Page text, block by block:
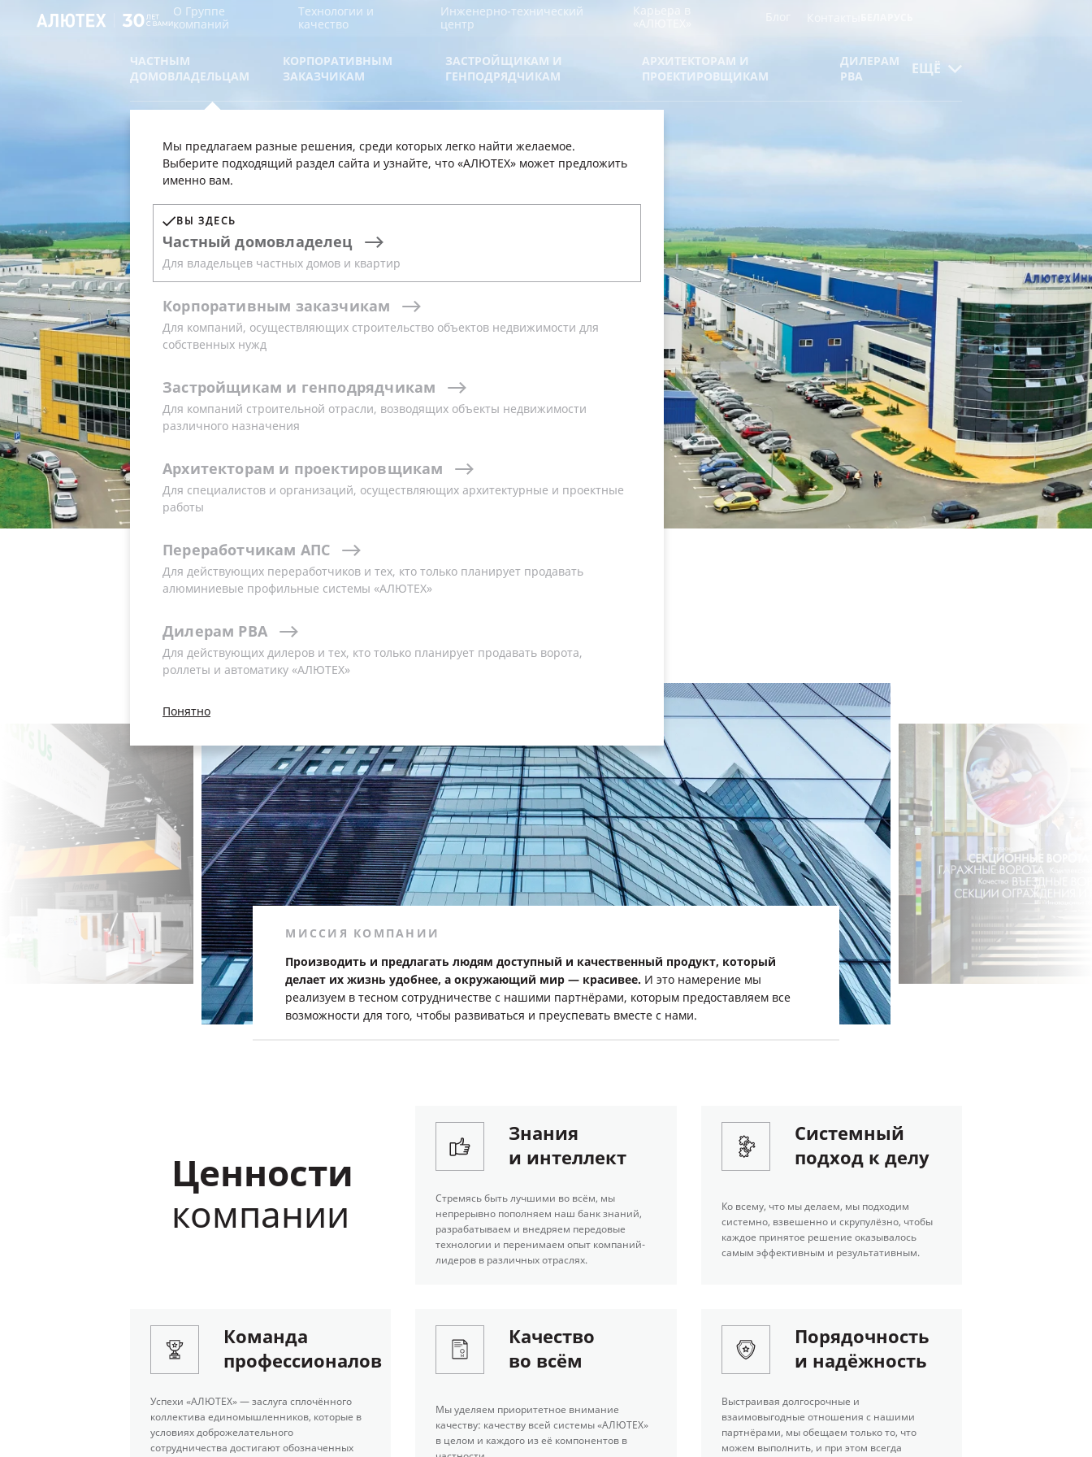
О Группе
компаний
Технологии и
качество
Инженерно-технический
центр
Карьера в
ЧАСТНЫМ
ДОМОВЛАДЕЛЬЦАМ
КОРПОРАТИВНЫМ
ЗАКАЗЧИКАМ
ЗАСТРОЙЩИКАМ И
ГЕНПОДРЯДЧИКАМ
АРХИТЕКТОРАМ И
ПРОЕКТИРОВЩИКАМ
ДИЛЕРАМ
РВА
ЕЩЁ
Мы предлагаем разные решения, среди которых легко найти желаемое.
Выберите подходящий раздел сайта и узнайте, что «АЛЮТЕХ» может предложить
именно вам.
ВЫ ЗДЕСЬ
Частный домовладелец
Для владельцев частных домов и квартир
Корпоративным заказчикам
Для компаний, осуществляющих строительство объектов недвижимости для
собственных нужд
Застройщикам и генподрядчикам
Для компаний строительной отрасли, возводящих объекты недвижимости
различного назначения
Архитекторам и проектировщикам
Для специалистов и организаций, осуществляющих архитектурные и проектные
работы
Переработчикам АПС
Для действующих переработчиков и тех, кто только планирует продавать
алюминиевые профильные системы «АЛЮТЕХ»
Дилерам РВА
Для действующих дилеров и тех, кто только планирует продавать ворота,
роллеты и автоматику «АЛЮТЕХ»
Понятно
О ГРУППЕ
КОМПАНИЙ
Группа компаний «АЛЮТЕХ» — крупный производственно-сбытовой
холдинг, один из лидеров рынка роллетных систем и секционных ворот в
профильных систем на территории СНГ. Холдинг объединяет
4 производственных предприятия и более 12 сбытовых компаний
в Беларуси и России. А также более чем в 50 странах мира группа
О КОМПАНИИ
МИССИЯ КОМПАНИИ
Производить и предлагать людям доступный и качественный продукт, который
делает их жизнь удобнее, а окружающий мир — красивее. И это намерение мы
реализуем в тесном сотрудничестве с нашими партнёрами, которым предоставляем все
возможности для того, чтобы развиваться и преуспевать вместе с нами.
Ценности
компании
Знания
и интеллект
Стремясь быть лучшими во всём, мы
непрерывно пополняем наш банк знаний,
разрабатываем и внедряем передовые
технологии и перенимаем опыт компаний-
лидеров в различных отраслях.
Системный
подход к делу
Ко всему, что мы делаем, мы подходим
системно, взвешенно и скрупулёзно, чтобы
каждое принятое решение оказывалось
самым эффективным и результативным.
Команда
профессионалов
Успехи «АЛЮТЕХ» — заслуга сплочённого
коллектива единомышленников, которые в
условиях доброжелательного
сотрудничества достигают обозначенных
Качество
во всём
Мы уделяем приоритетное внимание
качеству: качеству всей системы «АЛЮТЕХ»
в целом и каждого из её компонентов в
Порядочность
и надёжность
Выстраивая долгосрочные и
взаимовыгодные отношения с нашими
партнёрами, мы обещаем только то, что
можем выполнить, и при этом всегда